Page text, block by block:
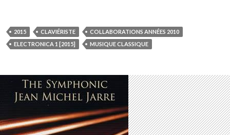
2015 CLAVIÉRISTE
COLLABORATIONS ANNÉES 2010
ELECTRONICA 1 [2015]
MUSIQUE CLASSIQUE